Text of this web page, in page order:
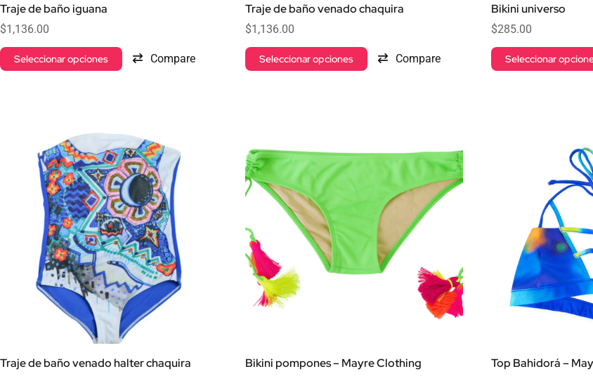
Traje de baño iguana
$1,136.00
Seleccionar opciones Compare
Traje de baño venado chaquira
$1,136.00
Seleccionar opciones Compare
Bikini universo
$285.00
Seleccionar
Traje de baño venado halter chaquira Bikini pompones – Mayre Clothing Top Bahidorá –